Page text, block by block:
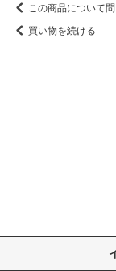
この商品について
買い物を続ける